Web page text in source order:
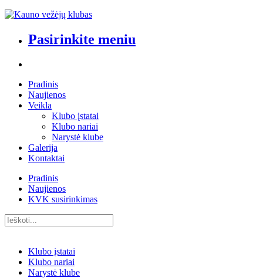
Pasirinkite meniu
Pradinis
Naujienos
Veikla
Klubo įstatai
Klubo nariai
Narystė klube
Galerija
Kontaktai
Pradinis
Naujienos
KVK susirinkimas
Klubo įstatai
Klubo nariai
Narystė klube